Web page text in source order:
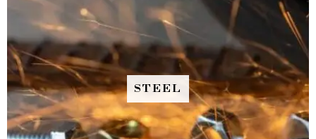
STEEL